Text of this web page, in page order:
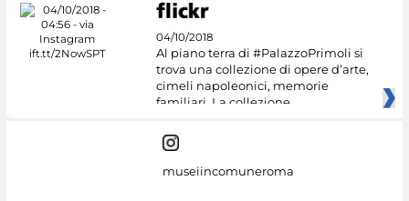
04/10/2018
Al piano terra di #PalazzoPrimoli si
trova una collezione di opere d’arte,
cimeli napoleonici, memorie
familiari. La collezione
museiincomuneroma